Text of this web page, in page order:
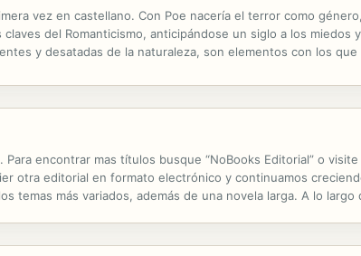
vez en castellano. Con Poe nacería el terror como
del Romanticismo, anticipándose un siglo a los miedos
y desatadas de la naturaleza, son elementos con los
encontrar mas títulos busque “NoBooks Editorial” o
otra editorial en formato electrónico y continuamos
temas más variados, además de una novela larga. A lo